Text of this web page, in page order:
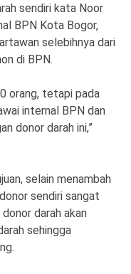
sendiri kata Noor
BPN Kota Bogor,
selebihnya dari
di BPN.
orang, tetapi pada
internal BPN dan
donor darah ini,”
selain menambah
sendiri sangat
darah akan
sehingga